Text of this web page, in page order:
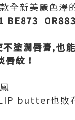
全新美麗色澤
BE873 OR883
塗潤唇膏,也
紋！
butter也敗